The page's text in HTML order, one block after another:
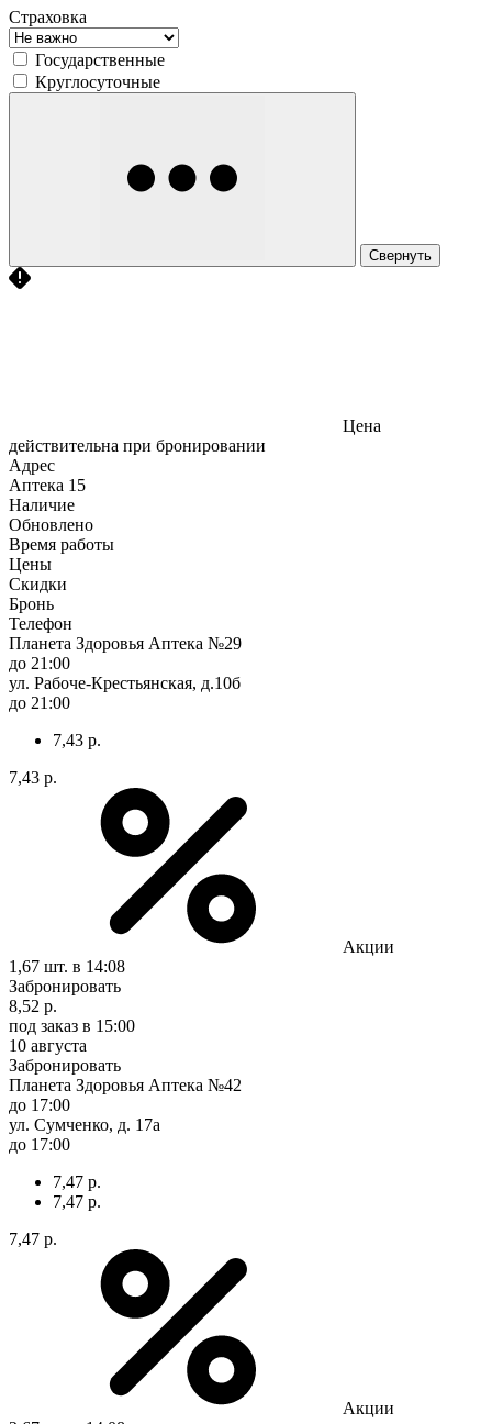
Страховка
Государственные
Круглосуточные
Свернуть
Цена
действительна при бронировании
Адрес
Аптека 15
Наличие
Обновлено
Время работы
Цены
Скидки
Бронь
Телефон
Планета Здоровья Аптека №29
до 21:00
ул. Рабоче-Крестьянская, д.10б
до 21:00
7,43 р.
7,43 р.
Акции
1,67 шт. в 14:08
Забронировать
8,52 р.
под заказ в 15:00
10 августа
Забронировать
Планета Здоровья Аптека №42
до 17:00
ул. Сумченко, д. 17а
до 17:00
7,47 р.
7,47 р.
7,47 р.
Акции